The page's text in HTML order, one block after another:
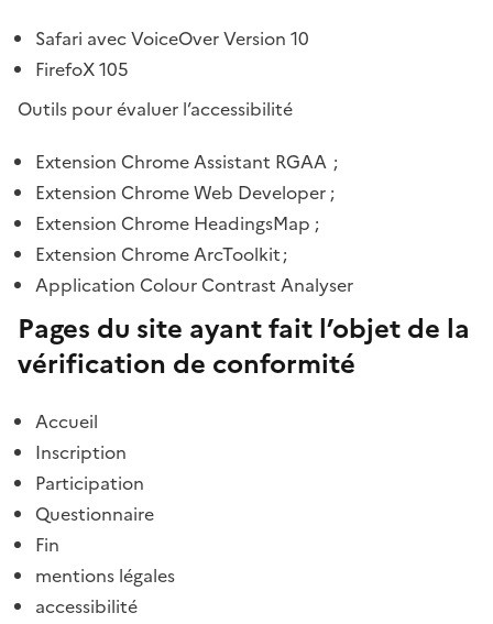
Safari avec VoiceOver Version 10
FirefoX 105
Outils pour évaluer l’accessibilité
Extension Chrome Assistant RGAA ;
Extension Chrome Web Developer ;
Extension Chrome HeadingsMap ;
Extension Chrome ArcToolkit ;
Application Colour Contrast Analyser
Pages du site ayant fait l’objet de la
vérification de conformité
Accueil
Inscription
Participation
Questionnaire
Fin
mentions légales
accessibilité